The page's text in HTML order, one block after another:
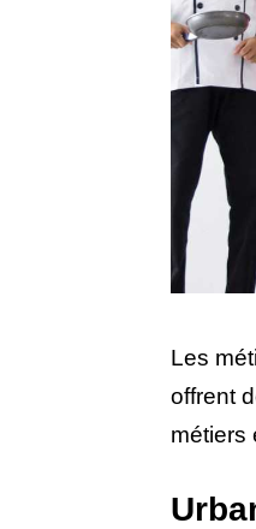
Les
offrent
métiers